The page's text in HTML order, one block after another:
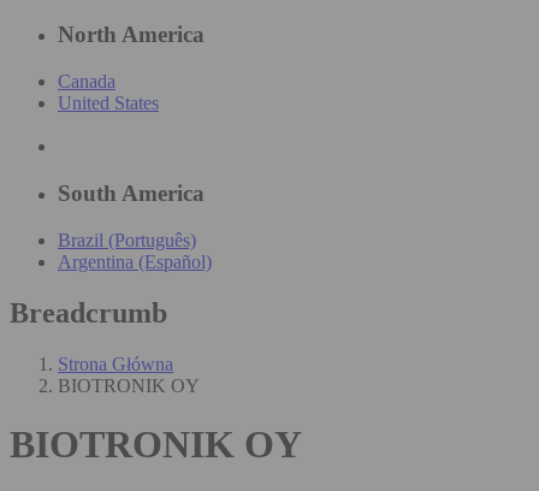
North America
Canada
United States
South America
Brazil (Português)
Argentina (Español)
Breadcrumb
Strona Główna
BIOTRONIK OY
BIOTRONIK OY